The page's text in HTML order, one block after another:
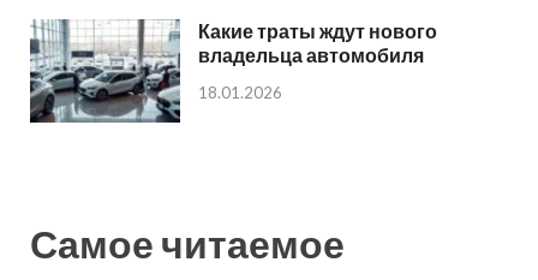
Какие траты ждут нового
владельца автомобиля
18.01.2026
Самое читаемое